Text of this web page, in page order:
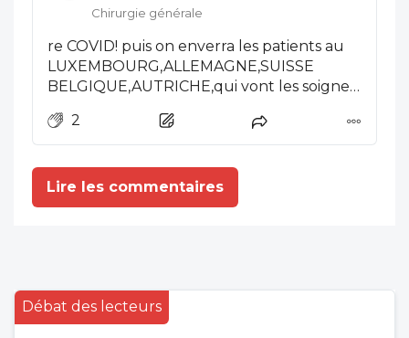
Chirurgie générale
re COVID! puis on enverra les patients au
LUXEMBOURG,ALLEMAGNE,SUISSE
BELGIQUE,AUTRICHE,qui vont les soigner
2
Lire les commentaires
Débat des lecteurs